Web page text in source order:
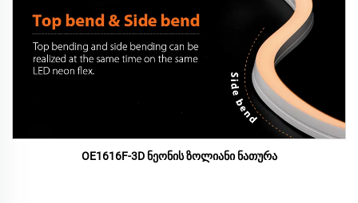
OE1616F-3D ნეონის ზოლიანი ნათურა